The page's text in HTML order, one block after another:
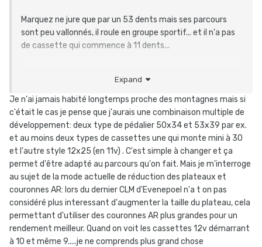
Marquez ne jure que par un 53 dents mais ses parcours
sont peu vallonnés, il roule en groupe sportif... et il n'a pas
de cassette qui commence à 11 dents...
que tu roules souvent en montagne et tu es costaud, donc
rapide sur le plat...
Franck P. affectionne tout ce qui grimpe méchamment, a
besoin de mouliner à 85-90 tr/min parce qu'il manque de
force et trouve son bonheur avec un 24x36...
Moi, je suis un petit gabarit vieillissant qui roule souvent en
solo sur des parcours majoritairement peu accidentés et
n'hésite pas à changer de cassette si nécessaire...
La plupart des "conseilleurs" restent autocentrés et ont
des difficultés à adopter des points de vue très différents
Expand
Je n'ai jamais habité longtemps proche des montagnes mais si
c'était le cas je pense que j'aurais une combinaison multiple de
développement: deux type de pédalier 50x34 et 53x39 par ex.
et au moins deux types de cassettes une qui monte mini à 30
et l'autre style 12x25 (en 11v) . C'est simple à changer et ça
permet d'être adapté au parcours qu'on fait. Mais je m'interroge
au sujet de la mode actuelle de réduction des plateaux et
couronnes AR: lors du dernier CLM d'Evenepoel n'a t on pas
considéré plus interessant d'augmenter la taille du plateau, cela
permettant d'utiliser des couronnes AR plus grandes pour un
rendement meilleur. Quand on voit les cassettes 12v démarrant
à 10 et même 9.....je ne comprends plus grand chose